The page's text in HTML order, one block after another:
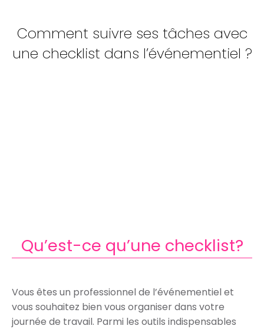
Comment suivre ses tâches avec
une checklist dans l’événementiel ?
Qu’est-ce qu’une checklist?
Vous êtes un professionnel de l’événementiel et
vous souhaitez bien vous organiser dans votre
journée de travail. Parmi les outils indispensables